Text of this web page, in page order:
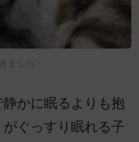
ました
かに眠るよりも抱
ぐっすり眠れる子